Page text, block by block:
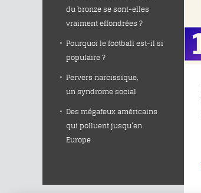
du bronze se sont-elles
vraiment effondrées ?
Pourquoi le football est-il si
populaire ?
Pervers narcissique,
un syndrome social
Des mégafeux américains
qui polluent jusqu’en
Europe